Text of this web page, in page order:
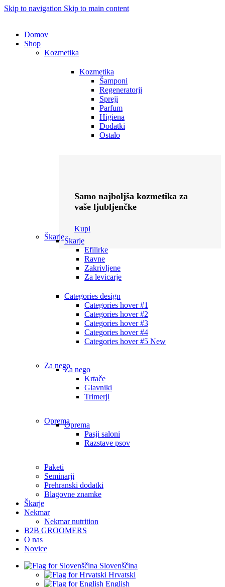
Skip to navigation Skip to main content
Domov
Shop
Kozmetika
Kozmetika
Šamponi
Regeneratorji
Spreji
Parfum
Higiena
Dodatki
Ostalo
Samo najboljša kozmetika za
vaše ljubljenčke
Kupi
ŠkarjeŠkarje
Efilirke
Ravne
Zakrivljene
Za levicarje
Categories design
Categories hover #1
Categories hover #2
Categories hover #3
Categories hover #4
Categories hover #5 New
Za negoZa nego
Krtače
Glavniki
Trimerji
OpremaOprema
Pasji saloni
Razstave psov
Paketi
Seminarji
Prehranski dodatki
Blagovne znamke
Škarje
Nekmar
Nekmar nutrition
B2B GROOMERS
O nas
Novice
Slovenščina
Hrvatski
English